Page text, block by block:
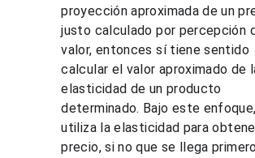
proyección aproximada de un
justo calculado por percepción
valor, entonces sí tiene sentido
calcular el valor aproximado de
elasticidad de un producto
determinado. Bajo este
utiliza la elasticidad para
precio, si no que se llega